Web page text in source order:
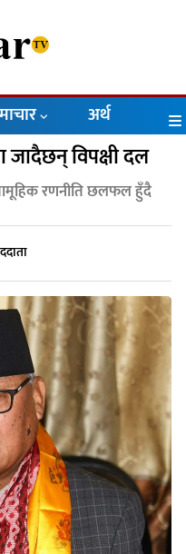
अर्थ
विपक्षी दल
सामूहिक रणनीति छलफल हुँदै